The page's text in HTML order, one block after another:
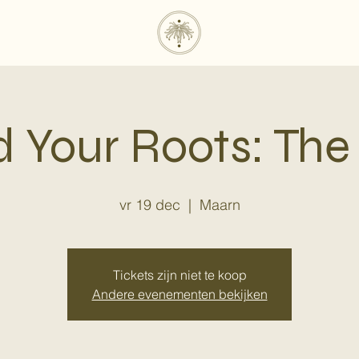
Your Roots:
vr 19 dec
  |
Maarn
Tickets zijn niet te koop
Andere evenementen bekijken